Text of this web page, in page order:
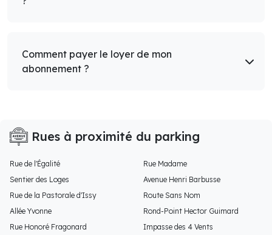
Comment payer le loyer de mon
abonnement ?
Rues à proximité du parking
Rue de l'Égalité
Rue Madame
Sentier des Loges
Avenue Henri Barbusse
Rue de la Pastorale d'Issy
Route Sans Nom
Allée Yvonne
Rond-Point Hector Guimard
Rue Honoré Fragonard
Impasse des 4 Vents